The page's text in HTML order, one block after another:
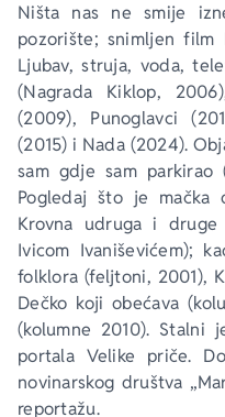
Ništa nas ne smije
pozorište; snimljen film
Ljubav, struja, voda,
(Nagrada Kiklop,
(2009), Punoglavci
(2015) i Nada (2024).
sam gdje sam parkirao
Pogledaj što je mačka
Krovna udruga i druge
Ivicom Ivaniševićem);
folklora (feljtoni, 2001),
Dečko koji obećava
(kolumne 2010). Stalni
portala Velike priče.
novinarskog društva
reportažu.